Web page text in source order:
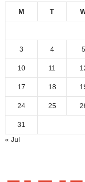
M T
3 4 5
10 11
17 18
24 25
31
« Jul